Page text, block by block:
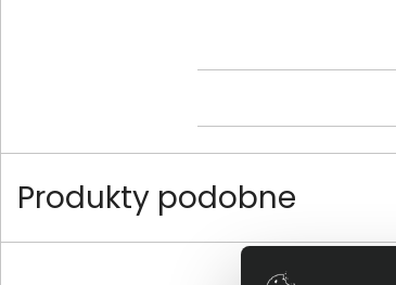
Produkty podobne